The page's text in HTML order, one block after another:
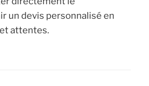
un devis personnalisé en
attentes.